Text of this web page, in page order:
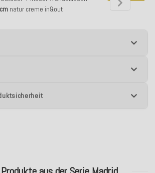
natur creme in&out